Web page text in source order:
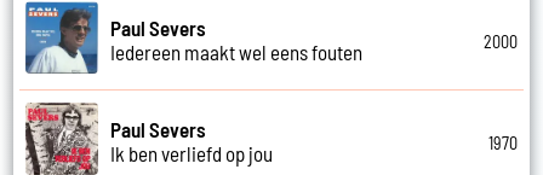
Paul Severs
Iedereen maakt wel eens fouten
2000
Paul Severs
Ik ben verliefd op jou
1970